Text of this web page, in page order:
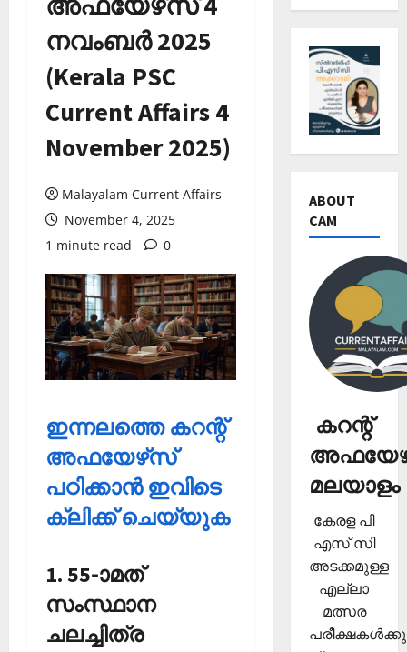
നവംബർ 2025
(Kerala PSC
Current Affairs 4
November 2025)
Malayalam Current Affairs
November 4, 2025
1 minute read
0
ഇന്നലത്തെ കറന്റ്
അഫയേഴ്‌സ്
പഠിക്കാന്‍ ഇവിടെ
ക്ലിക്ക് ചെയ്യുക
1. 55-ാമത്
സംസ്ഥാന
ചലച്ചിത്ര
ABOUT
CAM
കറന്റ്
മലയാളം
കേരള പി
എസ് സി
അടക്കമുള്ള
എല്ലാ
മത്സര